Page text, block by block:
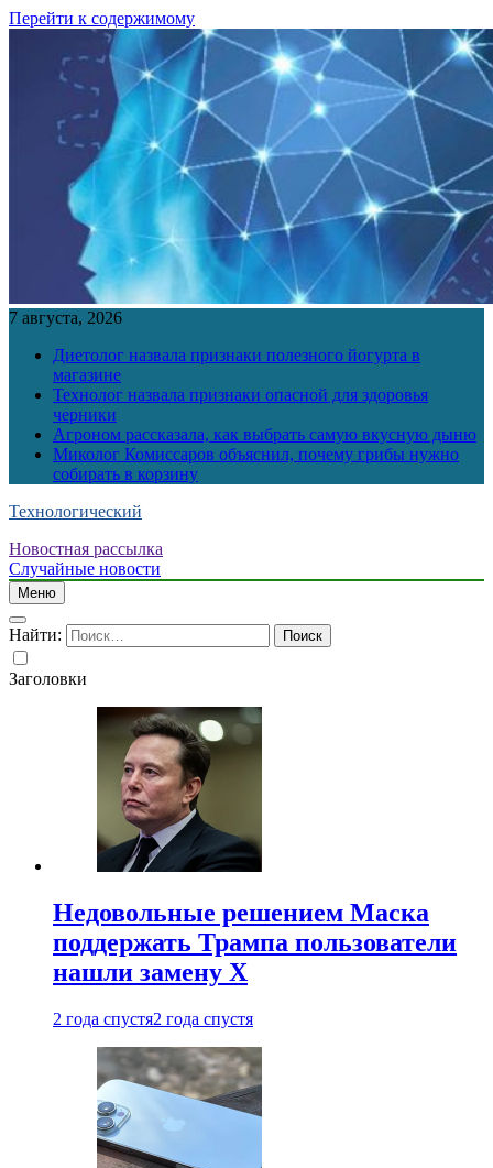
Перейти к содержимому
7 августа, 2026
Диетолог назвала признаки полезного йогурта в
магазине
Технолог назвала признаки опасной для здоровья
черники
Агроном рассказала, как выбрать самую вкусную дыню
Миколог Комиссаров объяснил, почему грибы нужно
собирать в корзину
Технологический
Новостная рассылка
Случайные новости
Меню
Найти:
Заголовки
Недовольные решением Маска
поддержать Трампа пользователи
нашли замену X
2 года спустя2 года спустя